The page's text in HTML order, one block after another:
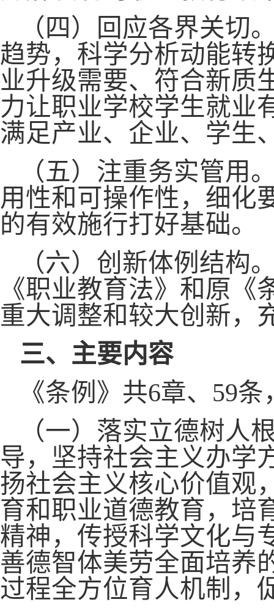
（四）回应各界关切
趋势，科学分析动能转
业升级需要、符合新质
力让职业学校学生就业
满足产业、企业、学生
（五）注重务实管用
用性和可操作性，细化
的有效施行打好基础。
（六）创新体例结构
《职业教育法》和原
重大调整和较大创新，
三、主要内容
《条例》共6章、59
（一）落实立德树人
导，坚持社会主义办学
扬社会主义核心价值观
育和职业道德教育，培
精神，传授科学文化与
善德智体美劳全面培养
过程全方位育人机制，